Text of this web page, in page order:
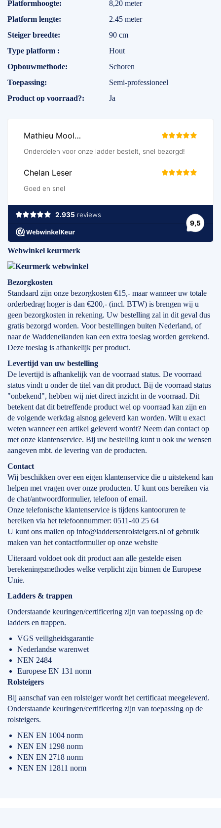
Platformhoogte
8,20 meter
Platform lengte
2.45 meter
Steiger breedte
90 cm
Type platform
Hout
Opbouwmethode
Schoren
Toepassing
Semi-professioneel
Product op voorraad?
Ja
Webwinkel keurmerk
Bezorgkosten
Standaard zijn onze bezorgkosten €15,- maar wanneer uw totale
orderbedrag hoger is dan €200,- (incl. BTW) is brengen wij u
geen bezorgkosten in rekening. Uw bestelling zal in dit geval dus
gratis bezorgd worden. Voor bestellingen buiten Nederland, of
naar de Waddeneilanden kan een extra toeslag worden gerekend.
Deze toeslag is afhankelijk per product.
Levertijd van uw bestelling
De levertijd is afhankelijk van de voorraad status. De voorraad
status vindt u onder de titel van dit product. Bij de voorraad status
"onbekend", hebben wij niet direct inzicht in de voorraad. Dit
betekent dat dit betreffende product wel op voorraad kan zijn en
de volgende werkdag alsnog geleverd kan worden. Wilt u exact
weten wanneer een artikel geleverd wordt? Neem dan contact op
met onze klantenservice. Bij uw bestelling kunt u ook uw wensen
aangeven mbt. de levering van de producten.
Contact
Wij beschikken over een eigen klantenservice die u uitstekend kan
helpen met vragen over onze producten. U kunt ons bereiken via
de chat/antwoordformulier, telefoon of email.
Onze telefonische klantenservice is tijdens kantooruren te
bereiken via het telefoonnummer: 0511-40 25 64
U kunt ons mailen op info@laddersenrolsteigers.nl of gebruik
maken van het contactformulier op onze website
Uiteraard voldoet ook dit product aan alle gestelde eisen
berekeningsmethodes welke verplicht zijn binnen de Europese
Unie.
Ladders & trappen
Onderstaande keuringen/certificering zijn van toepassing op de
ladders en trappen.
VGS veiligheidsgarantie
Nederlandse warenwet
NEN 2484
Europese EN 131 norm
Rolsteigers
Bij aanschaf van een rolsteiger wordt het certificaat meegeleverd.
Onderstaande keuringen/certificering zijn van toepassing op de
rolsteigers.
NEN EN 1004 norm
NEN EN 1298 norm
NEN EN 2718 norm
NEN EN 12811 norm